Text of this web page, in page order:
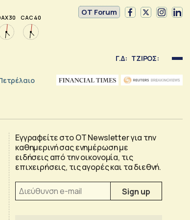
30 CAC 40
OT Forum
Γ.Δ: ΤΖΙΡΟΣ:
Εγγραφείτε στο OT Newsletter για την
καθημερινή σας ενημέρωση με
ειδήσεις από την οικονομία, τις
επιχειρήσεις, τις αγορές και τα διεθνή.